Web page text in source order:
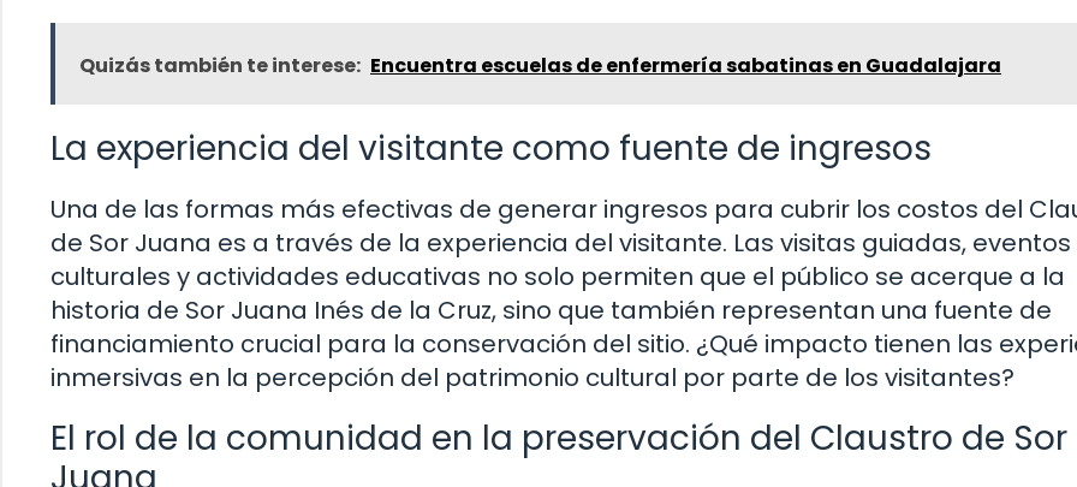
Quizás también te interese: Encuentra escuelas de enfermería sabatinas en Guadalajara
La experiencia del visitante como fuente de ingresos
Una de las formas más efectivas de generar ingresos para cubrir los costos del
de Sor Juana es a través de la experiencia del visitante. Las visitas guiadas, eventos
culturales y actividades educativas no solo permiten que el público se acerque a la
historia de Sor Juana Inés de la Cruz, sino que también representan una fuente de
financiamiento crucial para la conservación del sitio. ¿Qué impacto tienen las
inmersivas en la percepción del patrimonio cultural por parte de los visitantes?
El rol de la comunidad en la preservación del Claustro de Sor